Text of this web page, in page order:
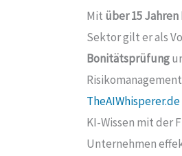
Mit über 15
Sektor gilt er als
Bonitätsprüfung
TheAIWhisperer.de
KI-Wissen mit der
Unternehmen